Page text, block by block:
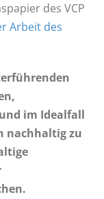
des VCP
Arbeit des
im Idealfall
nachhaltig zu